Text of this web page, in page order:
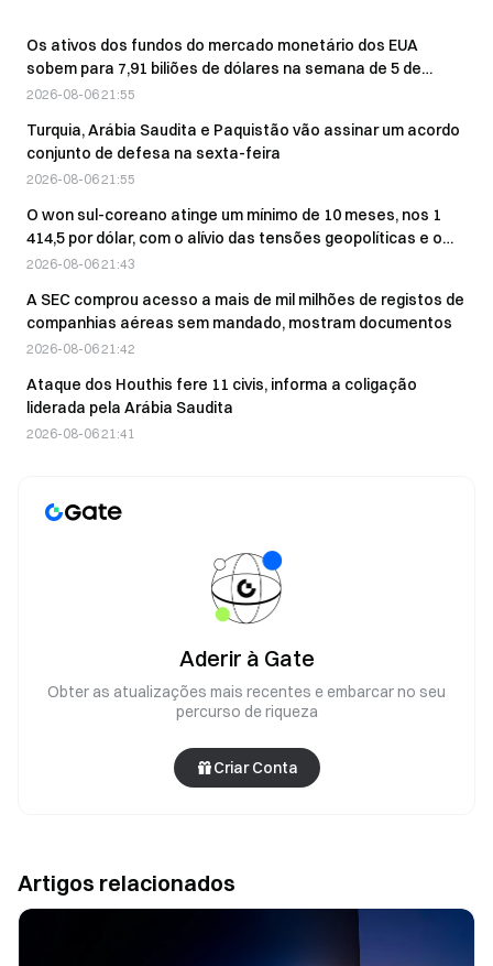
Os ativos dos fundos do mercado monetário dos EUA
sobem para 7,91 biliões de dólares na semana de 5 de
agosto
2026-08-06 21:55
Turquia, Arábia Saudita e Paquistão vão assinar um acordo
conjunto de defesa na sexta-feira
2026-08-06 21:55
O won sul-coreano atinge um mínimo de 10 meses, nos 1
414,5 por dólar, com o alívio das tensões geopolíticas e o
apoio da política dos EUA
2026-08-06 21:43
A SEC comprou acesso a mais de mil milhões de registos de
companhias aéreas sem mandado, mostram documentos
2026-08-06 21:42
Ataque dos Houthis fere 11 civis, informa a coligação
liderada pela Arábia Saudita
2026-08-06 21:41
Aderir à Gate
Obter as atualizações mais recentes e embarcar no seu
percurso de riqueza
Criar Conta
Artigos relacionados